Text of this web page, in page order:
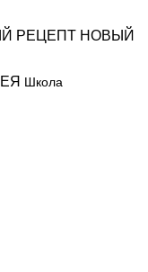
РЕЦЕПТ НОВЫЙ
Школа